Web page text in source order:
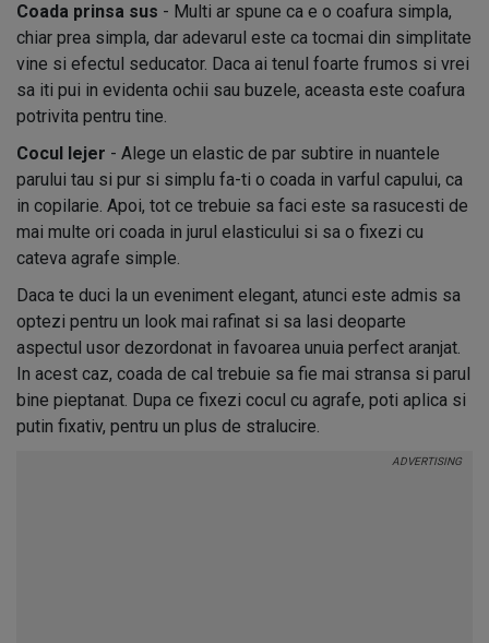
Coada prinsa sus - Multi ar spune ca e o coafura simpla,
chiar prea simpla, dar adevarul este ca tocmai din simplitate
vine si efectul seducator. Daca ai tenul foarte frumos si vrei
sa iti pui in evidenta ochii sau buzele, aceasta este coafura
potrivita pentru tine.
Cocul lejer - Alege un elastic de par subtire in nuantele
parului tau si pur si simplu fa-ti o coada in varful capului, ca
in copilarie. Apoi, tot ce trebuie sa faci este sa rasucesti de
mai multe ori coada in jurul elasticului si sa o fixezi cu
cateva agrafe simple.
Daca te duci la un eveniment elegant, atunci este admis sa
optezi pentru un look mai rafinat si sa lasi deoparte
aspectul usor dezordonat in favoarea unuia perfect aranjat.
In acest caz, coada de cal trebuie sa fie mai stransa si parul
bine pieptanat. Dupa ce fixezi cocul cu agrafe, poti aplica si
putin fixativ, pentru un plus de stralucire.